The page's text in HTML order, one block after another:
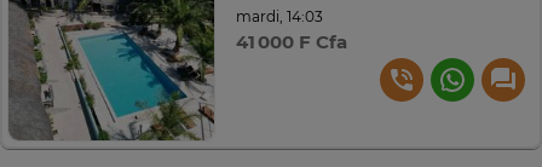
mardi, 14:03
41 000 F Cfa